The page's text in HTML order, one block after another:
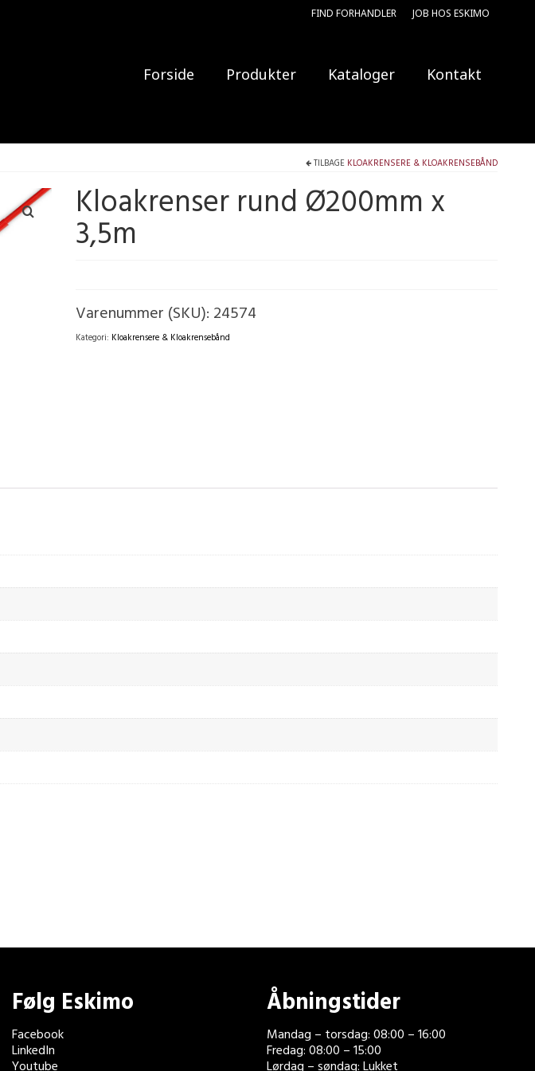
FIND FORHANDLER JOB HOS ESKIMO
Forside Produkter Kataloger Kontakt
TILBAGE KLOAKRENSERE & KLOAKRENSEBÅND
Kloakrenser rund Ø200mm x
3,5m
Varenummer (SKU): 24574
Kategori: Kloakrensere & Kloakrensebånd
Følg Eskimo
Facebook
LinkedIn
Youtube
Åbningstider
Mandag – torsdag: 08:00 – 16:00
Fredag: 08:00 – 15:00
Lørdag – søndag: Lukket